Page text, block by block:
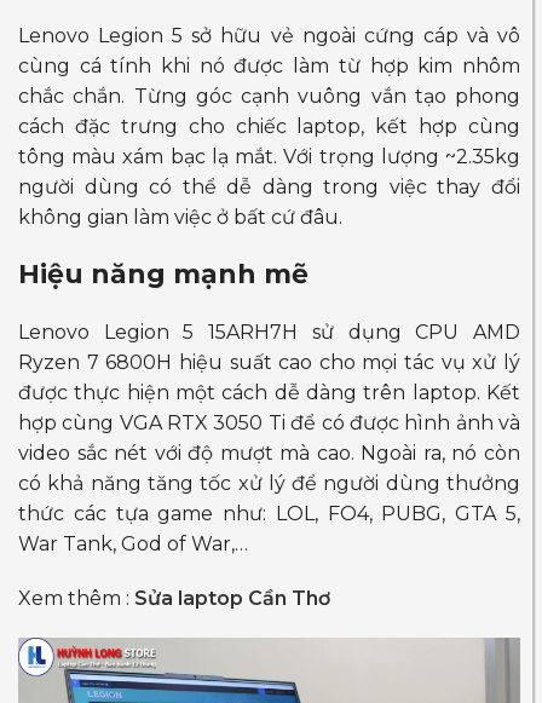
Lenovo Legion 5 sở hữu vẻ ngoài cứng cáp và vô
cùng cá tính khi nó được làm từ hợp kim nhôm
chắc chắn. Từng góc cạnh vuông vắn tạo phong
cách đặc trưng cho chiếc laptop, kết hợp cùng
tông màu xám bạc lạ mắt. Với trọng lượng ~2.35kg
người dùng có thể dễ dàng trong việc thay đổi
không gian làm việc ở bất cứ đâu.
Hiệu năng mạnh mẽ
Lenovo Legion 5 15ARH7H sử dụng CPU AMD
Ryzen 7 6800H hiệu suất cao cho mọi tác vụ xử lý
được thực hiện một cách dễ dàng trên laptop. Kết
hợp cùng VGA RTX 3050 Ti để có được hình ảnh và
video sắc nét với độ mượt mà cao. Ngoài ra, nó còn
có khả năng tăng tốc xử lý để người dùng thưởng
thức các tựa game như: LOL, FO4, PUBG, GTA 5,
War Tank, God of War,…
Xem thêm : Sửa laptop Cần Thơ